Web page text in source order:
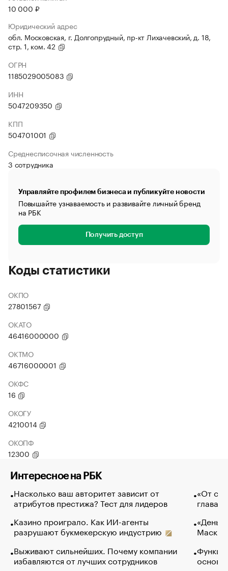
10 000 ₽
Юридический адрес
обл. Московская, г. Долгопрудный, пр-кт Лихачевский, д. 18,
стр. 1, ком. 42
ОГРН
1185029005083
ИНН
5047209350
КПП
504701001
Среднесписочная численность
3 сотрудника
Управляйте профилем бизнеса и публикуйте новости
Повышайте узнаваемость и развивайте личный бренд
на РБК
Получить доступ
Коды статистики
ОКПО
27801567
ОКАТО
46416000000
ОКТМО
46716000001
ОКФС
16
ОКОГУ
4210014
ОКОПФ
12300
Интересное на РБК
Насколько ваш авторитет зависит от
атрибутов престижа? Тест для лидеров
Казино проиграло. Как ИИ-агенты
разрушают букмекерскую индустрию
Выживают сильнейших. Почему компании
избавляются от лучших сотрудников
«От
глава
Маск в
основ